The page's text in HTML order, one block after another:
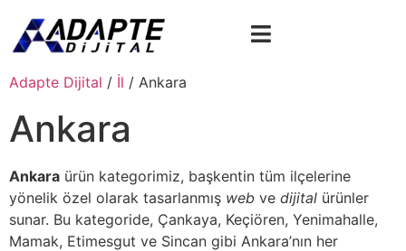
Adapte Dijital / İl / Ankara
Ankara
Ankara ürün kategorimiz, başkentin tüm ilçelerine
yönelik özel olarak tasarlanmış web ve dijital ürünler
sunar. Bu kategoride, Çankaya, Keçiören, Yenimahalle,
Mamak, Etimesgut ve Sincan gibi Ankara’nın her